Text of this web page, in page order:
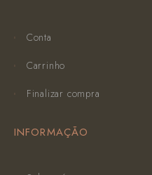
Conta
Carrinho
Finalizar compra
INFORMAÇÃO